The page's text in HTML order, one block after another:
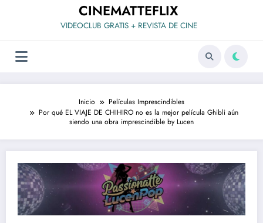
CINEMATTEFLIX
VIDEOCLUB GRATIS + REVISTA DE CINE
Inicio
Películas Imprescindibles
Por qué EL VIAJE DE CHIHIRO no es la mejor película Ghibli aún
siendo una obra imprescindible by Lucen